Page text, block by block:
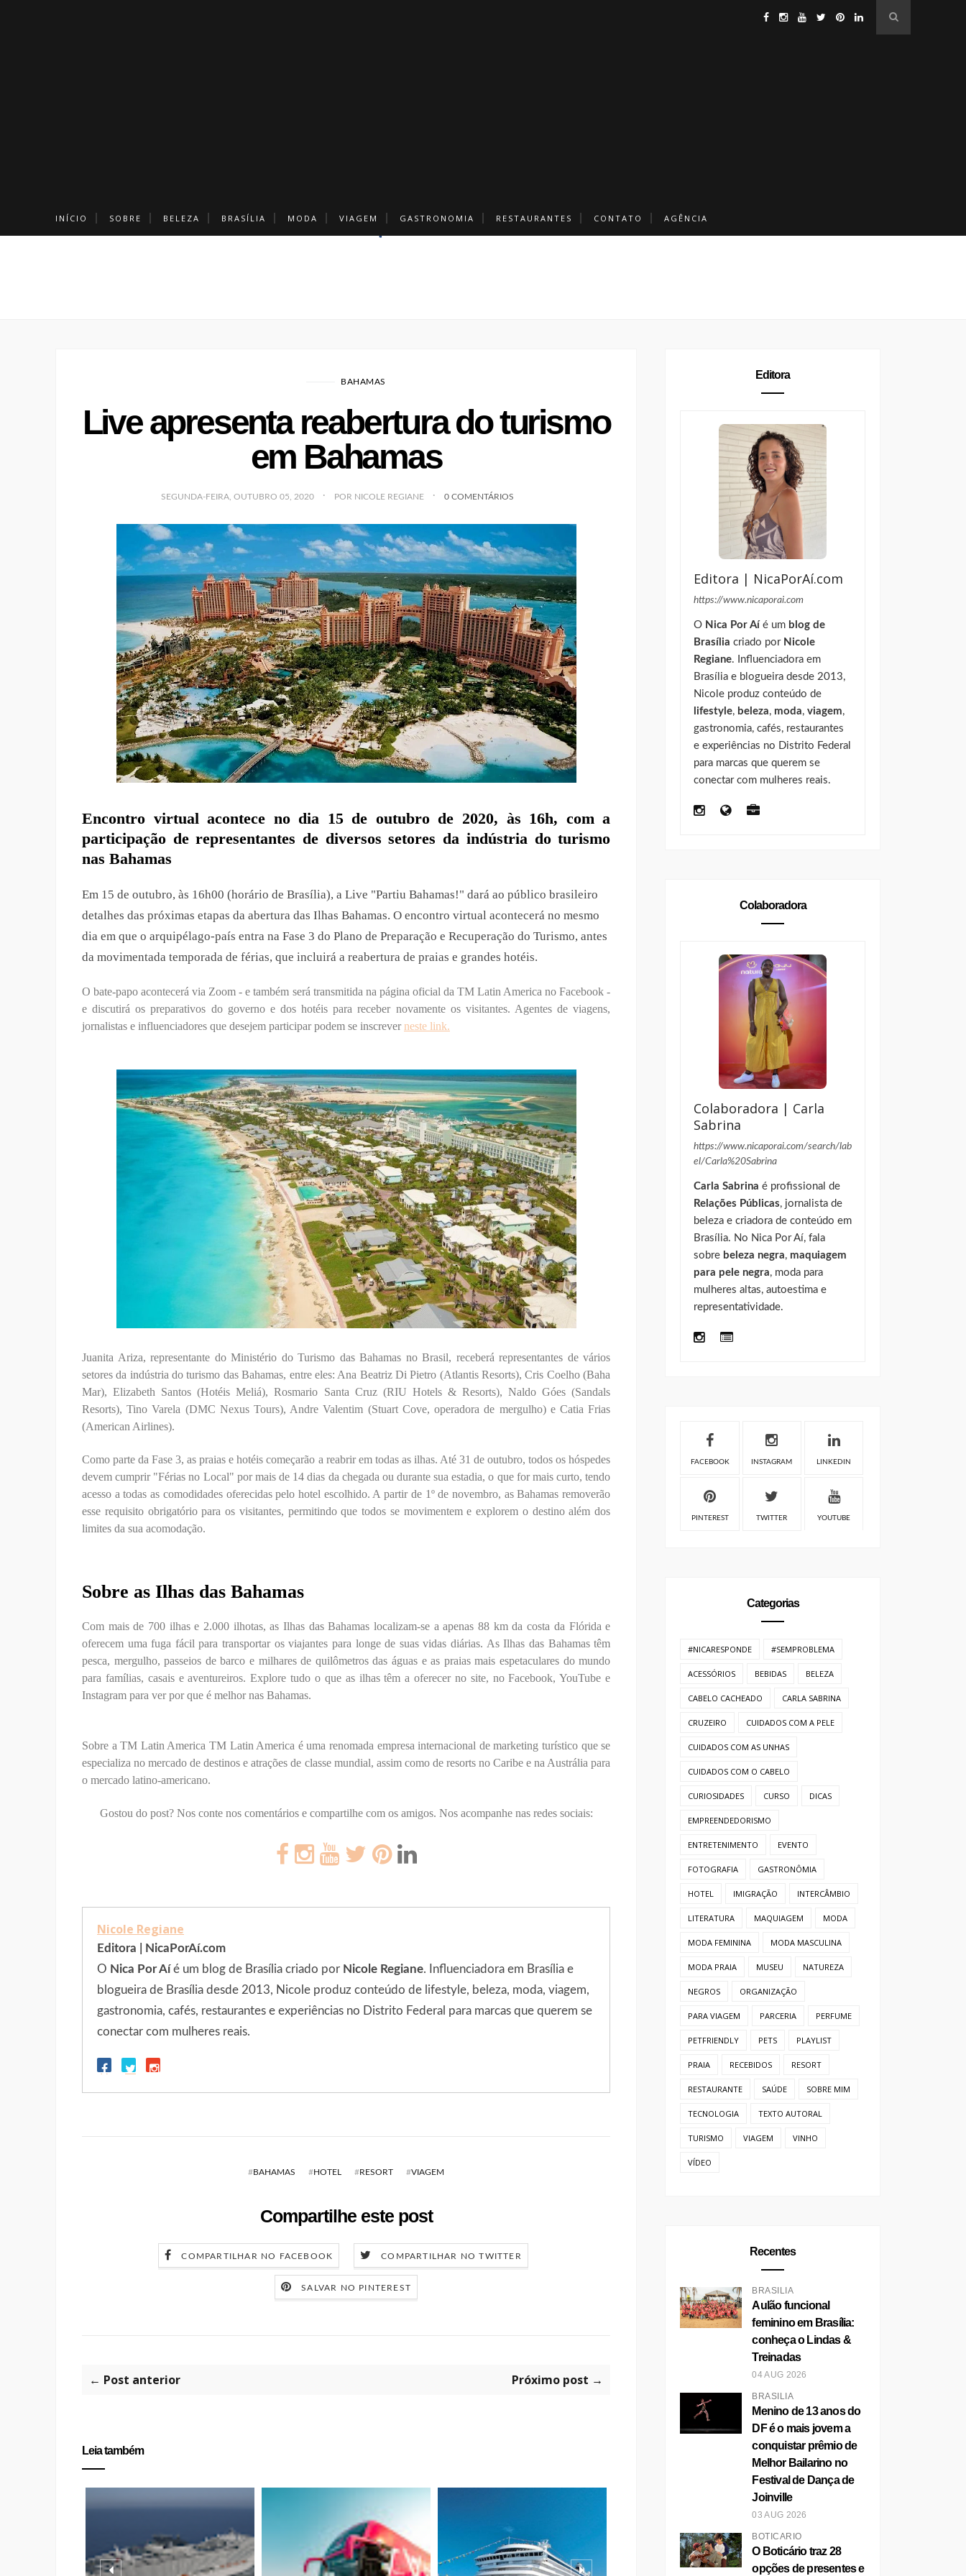
INÍCIO SOBRE BELEZA BRASÍLIA MODA VIAGEM GASTRONOMIA RESTAURANTES CONTATO AGÊNCIA
BAHAMAS
Live apresenta reabertura do turismo
em Bahamas
SEGUNDA-FEIRA, OUTUBRO 05, 2020 POR NICOLE REGIANE 0 COMENTÁRIOS
Encontro virtual acontece no dia 15 de outubro de 2020, às 16h, com a
participação de representantes de diversos setores da indústria do turismo
nas Bahamas
Em 15 de outubro, às 16h00 (horário de Brasília), a Live "Partiu Bahamas!" dará ao público brasileiro
detalhes das próximas etapas da abertura das Ilhas Bahamas. O encontro virtual acontecerá no mesmo
dia em que o arquipélago-país entra na Fase 3 do Plano de Preparação e Recuperação do Turismo, antes
da movimentada temporada de férias, que incluirá a reabertura de praias e grandes hotéis.
O bate-papo acontecerá via Zoom - e também será transmitida na página oficial da TM Latin America no Facebook -
e discutirá os preparativos do governo e dos hotéis para receber novamente os visitantes. Agentes de viagens,
jornalistas e influenciadores que desejem participar podem se inscreverneste link.
Juanita Ariza, representante do Ministério do Turismo das Bahamas no Brasil, receberá representantes de vários
setores da indústria do turismo das Bahamas, entre eles: Ana Beatriz Di Pietro (Atlantis Resorts), Cris Coelho (Baha
Mar), Elizabeth Santos (Hotéis Meliá), Rosmario Santa Cruz (RIU Hotels & Resorts), Naldo Góes (Sandals
Resorts), Tino Varela (DMC Nexus Tours), Andre Valentim (Stuart Cove, operadora de mergulho) e Catia Frias
(American Airlines).
Como parte da Fase 3, as praias e hotéis começarão a reabrir em todas as ilhas. Até 31 de outubro, todos os hóspedes
devem cumprir "Férias no Local" por mais de 14 dias da chegada ou durante sua estadia, o que for mais curto, tendo
acesso a todas as comodidades oferecidas pelo hotel escolhido. A partir de 1º de novembro, as Bahamas removerão
esse requisito obrigatório para os visitantes, permitindo que todos se movimentem e explorem o destino além dos
limites da sua acomodação.
Sobre as Ilhas das Bahamas
Com mais de 700 ilhas e 2.000 ilhotas, as Ilhas das Bahamas localizam-se a apenas 88 km da costa da Flórida e
oferecem uma fuga fácil para transportar os viajantes para longe de suas vidas diárias. As Ilhas das Bahamas têm
pesca, mergulho, passeios de barco e milhares de quilômetros das águas e as praias mais espetaculares do mundo
para famílias, casais e aventureiros. Explore tudo o que as ilhas têm a oferecer no site, no Facebook, YouTube e
Instagram para ver por que é melhor nas Bahamas.
Sobre a TM Latin America TM Latin America é uma renomada empresa internacional de marketing turístico que se
especializa no mercado de destinos e atrações de classe mundial, assim como de resorts no Caribe e na Austrália para
o mercado latino-americano.
Gostou do post? Nos conte nos comentários e compartilhe com os amigos. Nos acompanhe nas redes sociais:
Nicole Regiane
Editora | NicaPorAí.com
O Nica Por Aíé um blog de Brasília criado por Nicole Regiane. Influenciadora em Brasília e
blogueira de Brasília desde 2013, Nicole produz conteúdo de lifestyle, beleza, moda, viagem,
gastronomia, cafés, restaurantes e experiências no Distrito Federal para marcas que querem se
conectar com mulheres reais.
#BAHAMAS #HOTEL #RESORT #VIAGEM
Compartilhe este post
COMPARTILHAR NO FACEBOOK COMPARTILHAR NO TWITTER
SALVAR NO PINTEREST
← Post anterior Próximo post →
Leia também
DESCUBRA O NOVO
UNESC...
Editora
Editora | NicaPorAí.com
https://www.nicaporai.com
O Nica Por Aíé um blog de
Brasília criado por Nicole
Regiane. Influenciadora em
Brasília e blogueira desde 2013,
Nicole produz conteúdo de
lifestyle, beleza, moda,viagem,
gastronomia, cafés, restaurantes
e experiências no Distrito Federal
para marcas que querem se
conectar com mulheres reais.
Colaboradora
Colaboradora | Carla
Sabrina
https://www.nicaporai.com/search/lab
el/Carla%20Sabrina
Carla Sabrina é profissional de
Relações Públicas, jornalista de
beleza e criadora de conteúdo em
Brasília. No Nica Por Aí, fala
sobre beleza negra, maquiagem
para pele negra, moda para
mulheres altas, autoestima e
representatividade.
FACEBOOK INSTAGRAM LINKEDIN
PINTEREST TWITTER YOUTUBE
Categorias
#NICARESPONDE #SEMPROBLEMA
ACESSÓRIOS BEBIDAS BELEZA
CABELO CACHEADO CARLA SABRINA
CRUZEIRO CUIDADOS COM A PELE
CUIDADOS COM AS UNHAS
CUIDADOS COM O CABELO
CURIOSIDADES CURSO DICAS
EMPREENDEDORISMO
ENTRETENIMENTO EVENTO
FOTOGRAFIA GASTRONÔMIA
HOTEL IMIGRAÇÃO INTERCÂMBIO
LITERATURA MAQUIAGEM MODA
MODA FEMININA MODA MASCULINA
MODA PRAIA MUSEU NATUREZA
NEGROS ORGANIZAÇÃO
PARA VIAGEM PARCERIA PERFUME
PETFRIENDLY PETS PLAYLIST
PRAIA RECEBIDOS RESORT
RESTAURANTE SAÚDE SOBRE MIM
TECNOLOGIA TEXTO AUTORAL
TURISMO VIAGEM VINHO
VÍDEO
Recentes
BRASÍLIA
Aulão funcional
feminino em Brasília:
conheça o Lindas &
Treinadas
04 AUG 2026
BRASÍLIA
Menino de 13 anos do
DF é o mais jovem a
conquistar prêmio de
Melhor Bailarino no
Festival de Dança de
Joinville
03 AUG 2026
BOTICÁRIO
O Boticário traz 28
opções de presentes e